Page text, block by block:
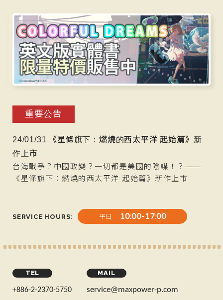
重要公告
24/01/31 《星條旗下：燃燒的西太平洋 起始篇》新
作上市
台海戰爭？中國政變？一切都是美國的陰謀！？——
《星條旗下：燃燒的西太平洋 起始篇》新作上市
SERVICE HOURS 平日 10:00-17:00
TEL
+886-2-2370-5750
MAIL
service@maxpower-p.com